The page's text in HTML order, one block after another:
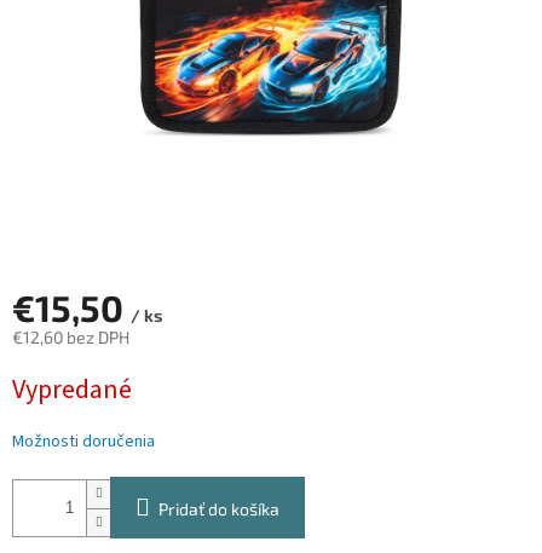
€15,50 / ks
€12,60 bez DPH
cena:
Vypredané
Možnosti doručenia
Pridať do košíka